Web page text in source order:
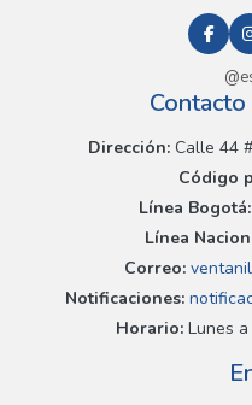
Dirección:Calle 44 #
Código
Línea Bogotá:
Línea
Correo:
Notificaciones:
Horario:Lunes a